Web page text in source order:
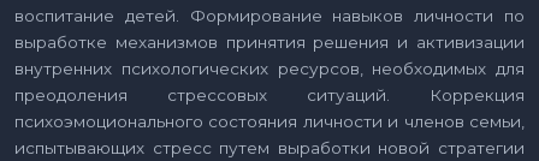
воспитание детей. Формирование навыков личности по
выработке механизмов принятия решения и активизации
внутренних психологических ресурсов, необходимых для
преодоления стрессовых ситуаций. Коррекция
психоэмоционального состояния личности и членов семьи,
испытывающих стресс путем выработки новой стратегии